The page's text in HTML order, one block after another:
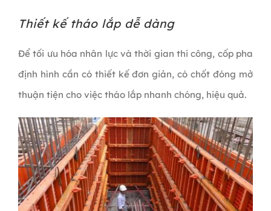
Thiết kế tháo lắp dễ dàng
Để tối ưu hóa nhân lực và thời gian thi công, cốp pha
định hình cần có thiết kế đơn giản, có chốt đóng mở
thuận tiện cho việc tháo lắp nhanh chóng, hiệu quả.